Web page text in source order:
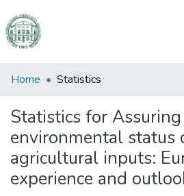
Communities
Collections
All of DSpace
Home Statistics
Statistics for
environmental status
agricultural inputs:
experience and